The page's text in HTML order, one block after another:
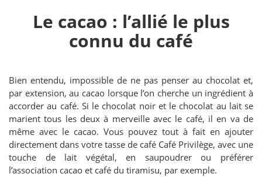
Le cacao : l’allié le plus
connu du café
Bien entendu, impossible de ne pas penser au chocolat et,
par extension, au cacao lorsque l’on cherche un ingrédient à
accorder au café. Si le chocolat noir et le chocolat au lait se
marient tous les deux à merveille avec le café, il en va de
même avec le cacao. Vous pouvez tout à fait en ajouter
directement dans votre tasse de café Café Privilège, avec une
touche de lait végétal, en saupoudrer ou préférer
l’association cacao et café du tiramisu, par exemple.